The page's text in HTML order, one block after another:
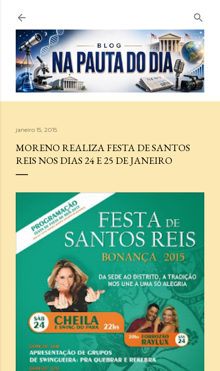
Pular para o conteúdo principal
janeiro 15, 2015
MORENO REALIZA FESTA DE SANTOS
REIS NOS DIAS 24 E 25 DE JANEIRO